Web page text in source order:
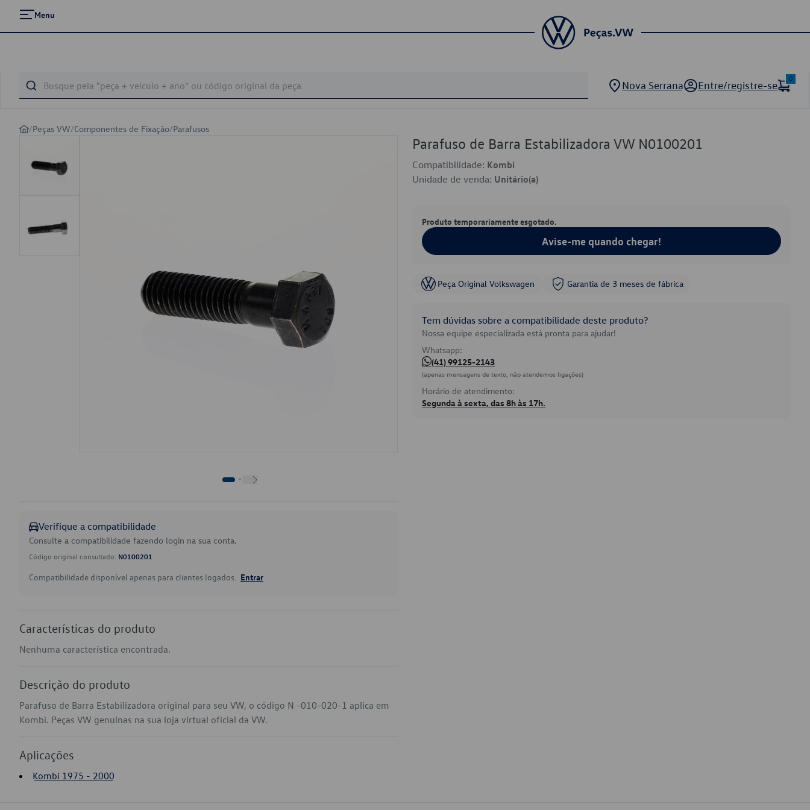
Menu
Nova Serrana Entre/registre-se
0
/Peças VW/Componentes de Fixação/Parafusos
Verifique a compatibilidade
Consulte a compatibilidade fazendo login na sua conta.
Código original consultado: N0100201
Compatibilidade disponível apenas para clientes logados. Entrar
Características do produto
Nenhuma característica encontrada.
Descrição do produto
Parafuso de Barra Estabilizadora original para seu VW, o código N -010-020-1 aplica em
Kombi. Peças VW genuínas na sua loja virtual oficial da VW.
Aplicações
Kombi 1975 - 2000
Parafuso de Barra Estabilizadora VW N0100201
Compatibilidade: Kombi
Unidade de venda: Unitário(a)
Produto temporariamente esgotado.
Avise-me quando chegar!
Peça Original Volkswagen Garantia de 3 meses de fábrica
Tem dúvidas sobre a compatibilidade deste produto?
Nossa equipe especializada está pronta para ajudar!
Whatsapp:
(41) 99125-2143
(apenas mensagens de texto, não atendemos ligações)
Horário de atendimento:
Segunda à sexta, das 8h às 17h.